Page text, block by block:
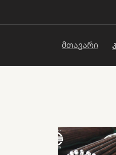
მთავარი